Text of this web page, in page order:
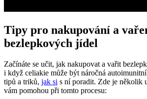
Tipy pro nakupování a
bezlepkových jídel
Začínáte se učit, jak nakupovat a vařit
i když celiakie může být náročná
tipů a triků, jak si s ní poradit. Zde je několik
vám pomohou při tomto procesu: